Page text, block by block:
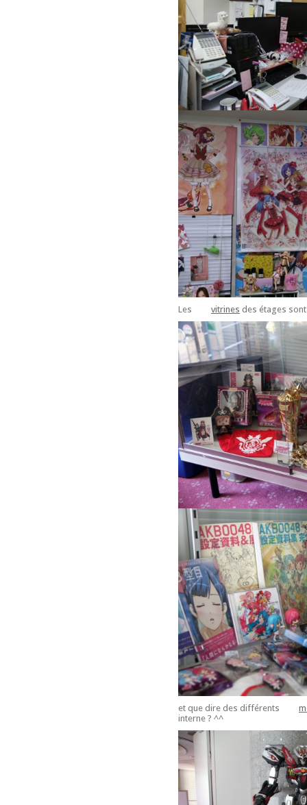
Les vitrines des étages
et que dire des différents
interne ? ^^